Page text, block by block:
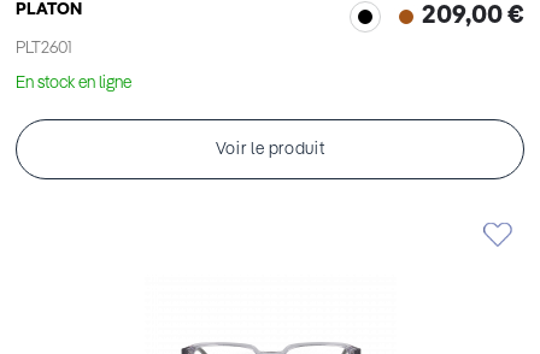
PLATON
PLT2601
209,00 €
En stock en ligne
Voir le produit